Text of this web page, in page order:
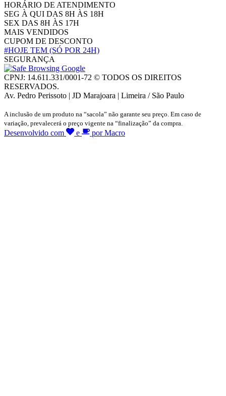
HORÁRIO DE ATENDIMENTO
SEG À QUI DAS 8H ÀS 18H
SEX DAS 8H ÀS 17H
MAIS VENDIDOS
CUPOM DE DESCONTO
#HOJE TEM (SÓ POR 24H)
SEGURANÇA
CPNJ: 14.611.331/0001-72 © TODOS OS DIREITOS
RESERVADOS.
Av. Pedro Perissoto | JD Marajoara | Limeira / São Paulo
A inclusão de um produto na “sacola” não garante seu preço. Em caso de
variação, prevalecerá o preço vigente na “finalização” da compra.
Desenvolvido com e por Macro